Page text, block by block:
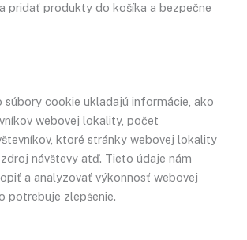
pridať produkty do košíka a bezpečne
cookie ukladajú informácie, ako
webovej lokality, počet
ktoré stránky webovej lokality
návštevy atď. Tieto údaje nám
a analyzovať výkonnosť webovej
potrebuje zlepšenie.